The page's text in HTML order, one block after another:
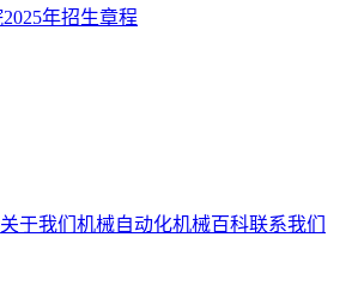
年招生章程
关于我们 机械自动化机械百科联系我们